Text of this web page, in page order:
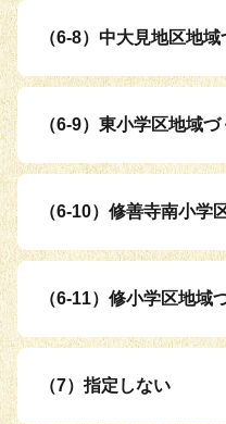
（6-8）中大見地区地
（6-9）東小学区地域
（6-10）修善寺南小学
（6-11）修小学区地域
（7）指定しない